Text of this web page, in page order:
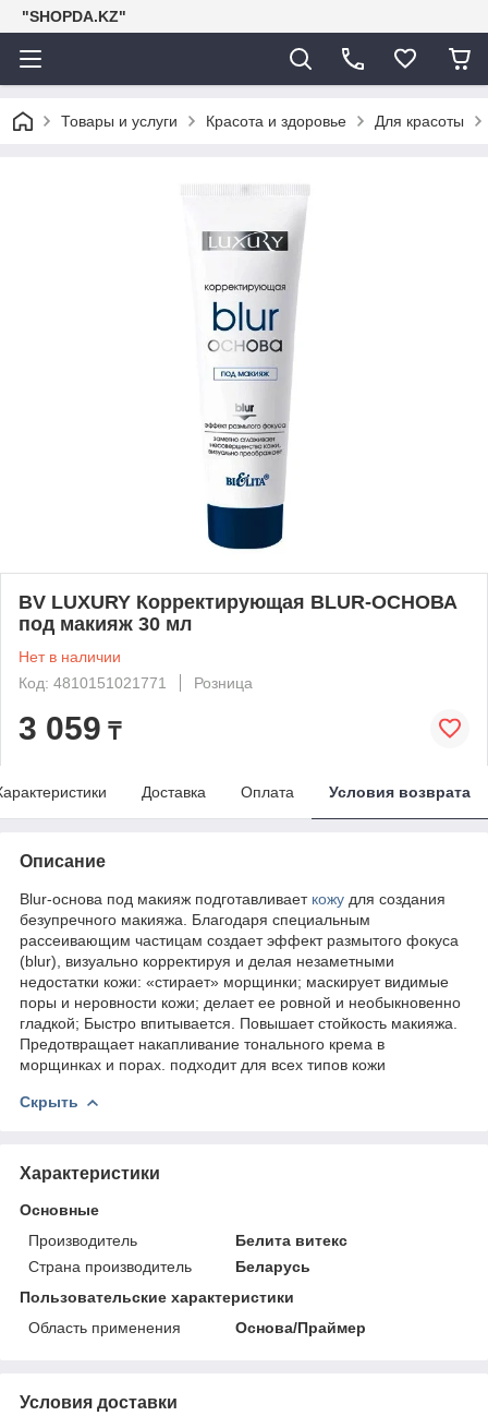
"SHOPDA.KZ"
Товары и услуги Красота и здоровье Для красоты
BV LUXURY Корректирующая BLUR-ОСНОВА
под макияж 30 мл
Нет в наличии
Код: 4810151021771
Розница
3 059 ₸
Доставка Оплата Условия возврата
Описание
Blur-основа под макияж подготавливает кожу для создания
безупречного макияжа. Благодаря специальным
рассеивающим частицам создает эффект размытого фокуса
(blur), визуально корректируя и делая незаметными
недостатки кожи: «стирает» морщинки; маскирует видимые
поры и неровности кожи; делает ее ровной и необыкновенно
гладкой; Быстро впитывается. Повышает стойкость макияжа.
Предотвращает накапливание тонального крема в
морщинках и порах. подходит для всех типов кожи
Скрыть
Характеристики
Основные
Производитель
Белита витекс
Страна производитель
Беларусь
Пользовательские характеристики
Область применения
Основа/Праймер
Условия доставки